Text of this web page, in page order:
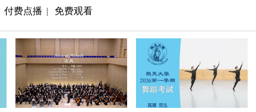
付费点播 | 免费观看